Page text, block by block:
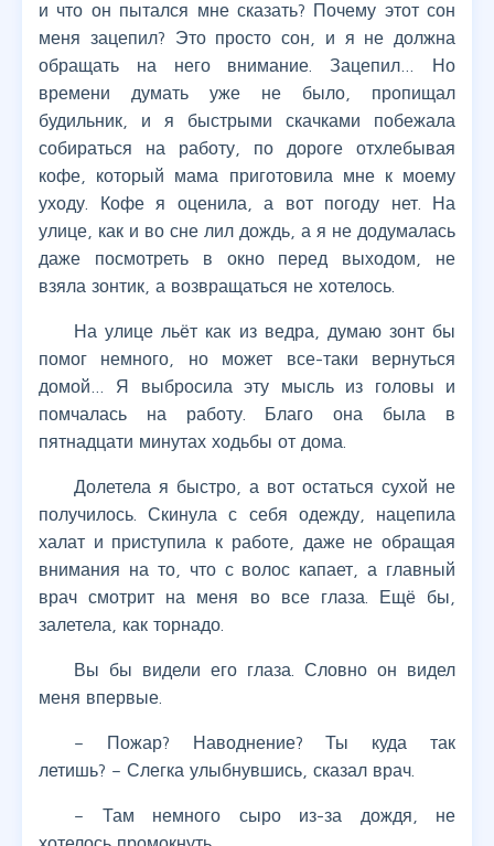
и что он пытался мне сказать? Почему этот сон
меня зацепил? Это просто сон, и я не должна
обращать на него внимание. Зацепил… Но
времени думать уже не было, пропищал
будильник, и я быстрыми скачками побежала
собираться на работу, по дороге отхлебывая
кофе, который мама приготовила мне к моему
уходу. Кофе я оценила, а вот погоду нет. На
улице, как и во сне лил дождь, а я не додумалась
даже посмотреть в окно перед выходом, не
взяла зонтик, а возвращаться не хотелось.
На улице льёт как из ведра, думаю зонт бы
помог немного, но может все-таки вернуться
домой… Я выбросила эту мысль из головы и
помчалась на работу. Благо она была в
пятнадцати минутах ходьбы от дома.
Долетела я быстро, а вот остаться сухой не
получилось. Скинула с себя одежду, нацепила
халат и приступила к работе, даже не обращая
внимания на то, что с волос капает, а главный
врач смотрит на меня во все глаза. Ещё бы,
залетела, как торнадо.
Вы бы видели его глаза. Словно он видел
меня впервые.
– Пожар? Наводнение? Ты куда так
летишь? – Слегка улыбнувшись, сказал врач.
– Там немного сыро из-за дождя, не